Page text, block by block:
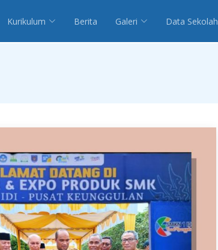
Kurikulum Berita Galeri Data Sekolah